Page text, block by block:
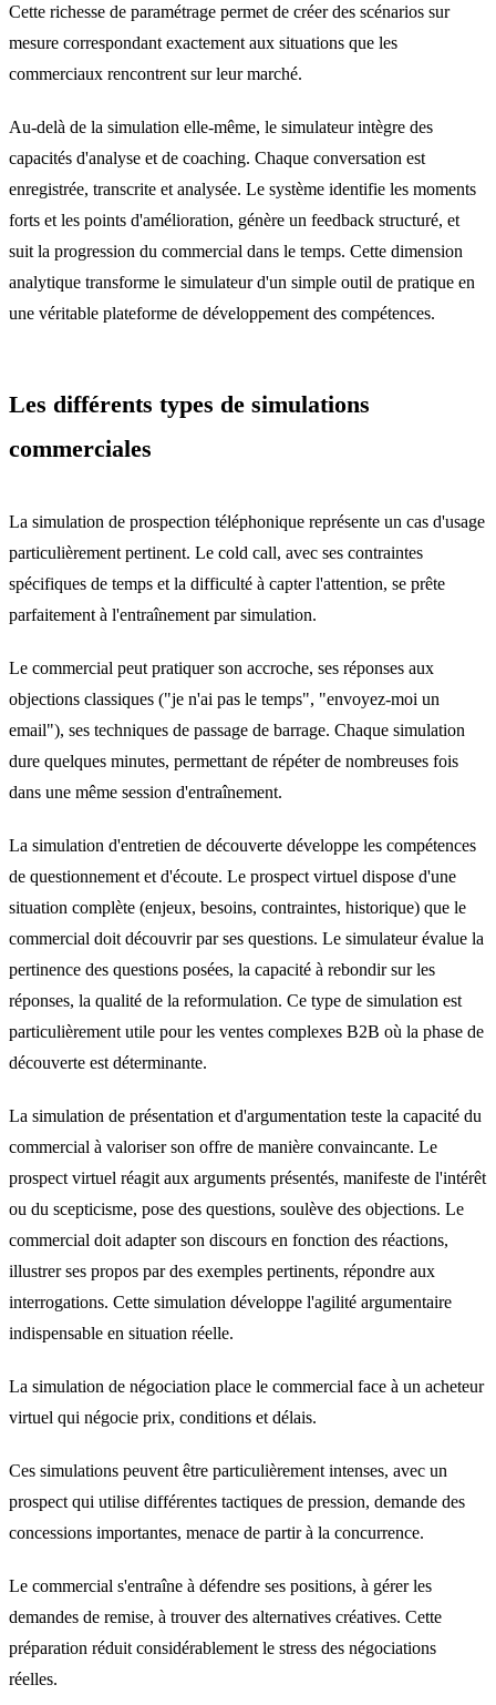
Cette richesse de paramétrage permet de créer des scénarios sur
mesure correspondant exactement aux situations que les
commerciaux rencontrent sur leur marché.
Au-delà de la simulation elle-même, le simulateur intègre des
capacités d'analyse et de coaching. Chaque conversation est
enregistrée, transcrite et analysée. Le système identifie les moments
forts et les points d'amélioration, génère un feedback structuré, et
suit la progression du commercial dans le temps. Cette dimension
analytique transforme le simulateur d'un simple outil de pratique en
une véritable plateforme de développement des compétences.
Les différents types de simulations
commerciales
La simulation de prospection téléphonique représente un cas d'usage
particulièrement pertinent. Le cold call, avec ses contraintes
spécifiques de temps et la difficulté à capter l'attention, se prête
parfaitement à l'entraînement par simulation.
Le commercial peut pratiquer son accroche, ses réponses aux
objections classiques ("je n'ai pas le temps", "envoyez-moi un
email"), ses techniques de passage de barrage. Chaque simulation
dure quelques minutes, permettant de répéter de nombreuses fois
dans une même session d'entraînement.
La simulation d'entretien de découverte développe les compétences
de questionnement et d'écoute. Le prospect virtuel dispose d'une
situation complète (enjeux, besoins, contraintes, historique) que le
commercial doit découvrir par ses questions. Le simulateur évalue la
pertinence des questions posées, la capacité à rebondir sur les
réponses, la qualité de la reformulation. Ce type de simulation est
particulièrement utile pour les ventes complexes B2B où la phase de
découverte est déterminante.
La simulation de présentation et d'argumentation teste la capacité du
commercial à valoriser son offre de manière convaincante. Le
prospect virtuel réagit aux arguments présentés, manifeste de l'intérêt
ou du scepticisme, pose des questions, soulève des objections. Le
commercial doit adapter son discours en fonction des réactions,
illustrer ses propos par des exemples pertinents, répondre aux
interrogations. Cette simulation développe l'agilité argumentaire
indispensable en situation réelle.
La simulation de négociation place le commercial face à un acheteur
virtuel qui négocie prix, conditions et délais.
Ces simulations peuvent être particulièrement intenses, avec un
prospect qui utilise différentes tactiques de pression, demande des
concessions importantes, menace de partir à la concurrence.
Le commercial s'entraîne à défendre ses positions, à gérer les
demandes de remise, à trouver des alternatives créatives. Cette
préparation réduit considérablement le stress des négociations
réelles.